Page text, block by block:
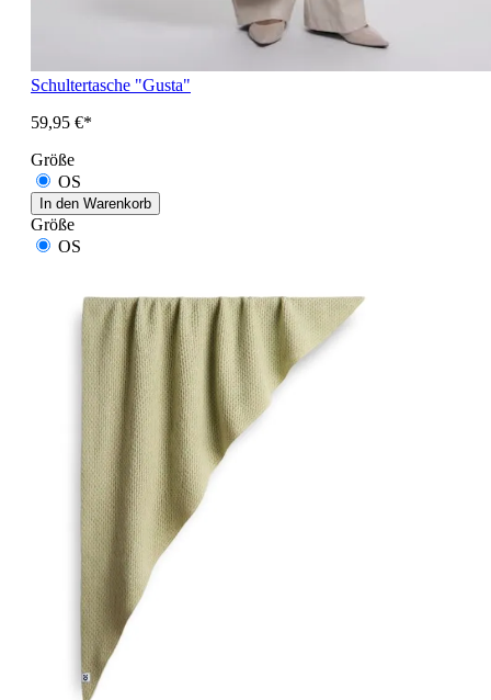
Schultertasche "Gusta"
59,95 €*
Größe
OS
In den Warenkorb
Größe
OS